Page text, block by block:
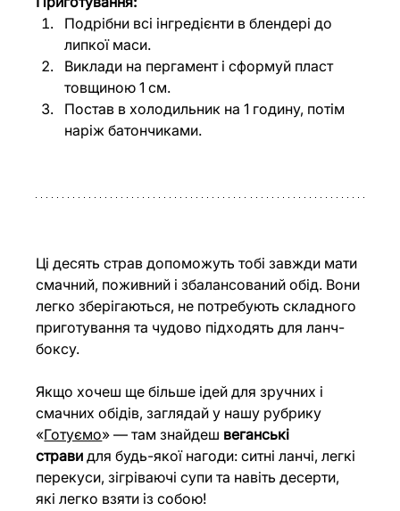
Подрібни всі інгредієнти в блендері до
липкої маси.
Виклади на пергамент і сформуй пласт
товщиною 1 см.
Постав в холодильник на 1 годину, потім
наріж батончиками.
Ці десять страв допоможуть тобі завжди мати
смачний, поживний і збалансований обід. Вони
легко зберігаються, не потребують складного
приготування та чудово підходять для ланч-
боксу.
Якщо хочеш ще більше ідей для зручних і
смачних обідів, заглядай у нашу рубрику
«Готуємо» — там знайдеш веганські
страви для будь-якої нагоди: ситні ланчі, легкі
перекуси, зігріваючі супи та навіть десерти,
які легко взяти із собою!